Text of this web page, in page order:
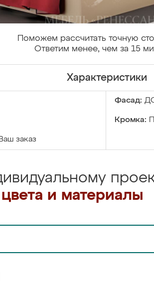
Поможем рассчитать точную
Ответим менее, чем за 15
Характеристики
Фасад:
Кромка:
заказ
и материалы